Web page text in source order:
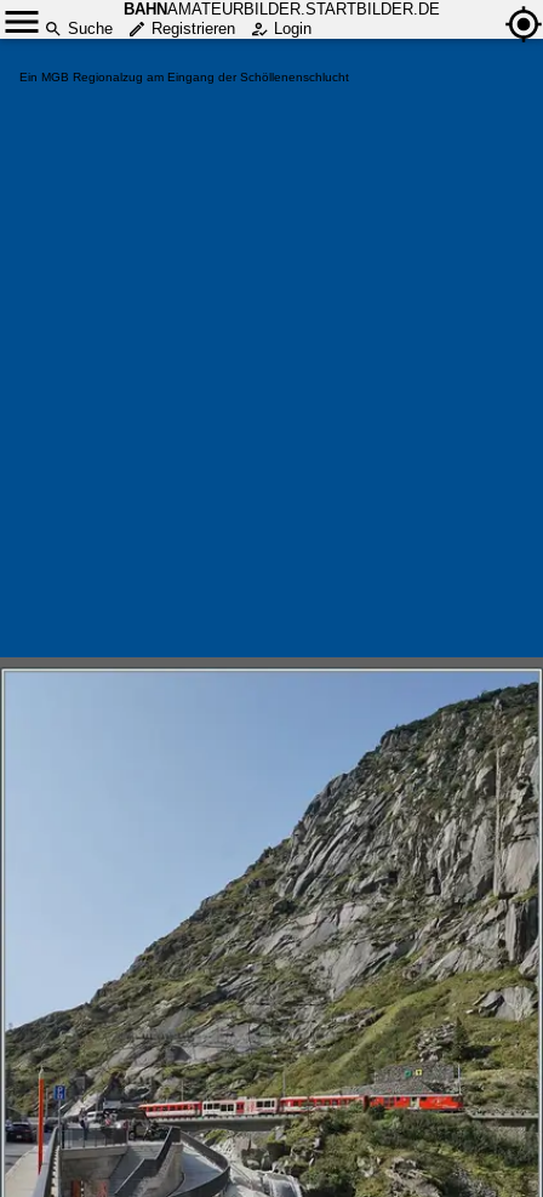
BAHNAMATEURBILDER.STARTBILDER.DE
Suche
Registrieren Login
Ein MGB Regionalzug am Eingang der Schöllenenschlucht